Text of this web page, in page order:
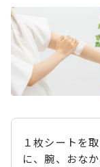
１枚シートを
に、腕、おな